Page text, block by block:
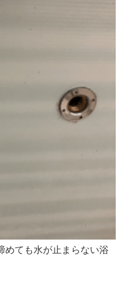
めても水が止まらない浴